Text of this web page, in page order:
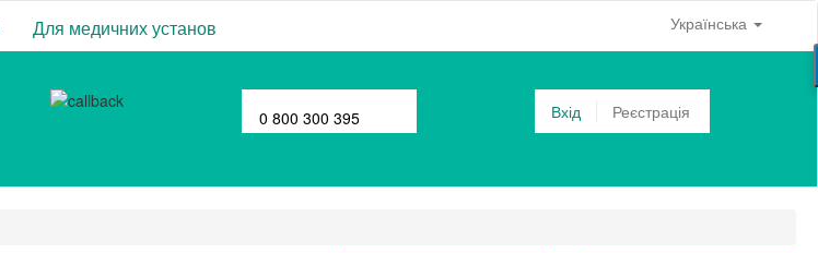
Для медичних установ Українська
0 800 300 395 Вхід Реєстрація